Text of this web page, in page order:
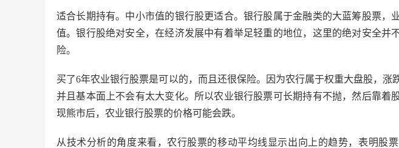
适合长期持有。中小市值的银行股更适合。银行股属于金融类的大蓝筹股票，
值。银行股绝对安全，在经济发展中有着举足轻重的地位，这里的绝对安全并
险。
买了6年农业银行股票是可以的，而且还很保险。因为农行属于权重大盘股，涨
并且基本面上不会有太大变化。所以农业银行股票可长期持有不抛，然后靠着
现熊市后，农业银行股票的价格可能会跌。
从技术分析的角度来看，农行股票的移动平均线显示出向上的趋势，表明股